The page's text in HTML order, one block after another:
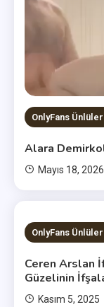
OnlyFans
Alara
Mayıs 18, 2026
4 MINS READ
OnlyFans
Ceren Arslan
Güzelinin
Kasım 5, 2025